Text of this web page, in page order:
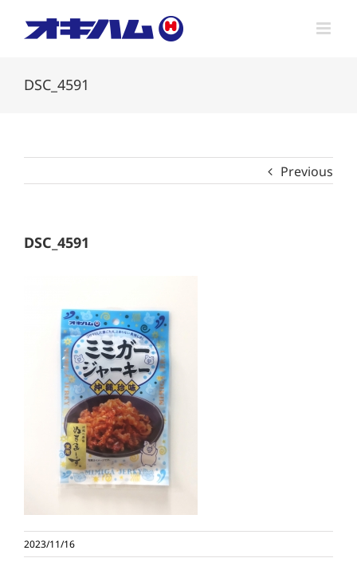
DSC_4591
Previous
DSC_4591
2023/11/16